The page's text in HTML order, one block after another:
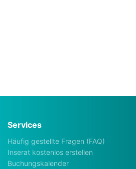
Services
Häufig gestellte Fragen (FAQ)
Inserat kostenlos erstellen
Buchungskalender